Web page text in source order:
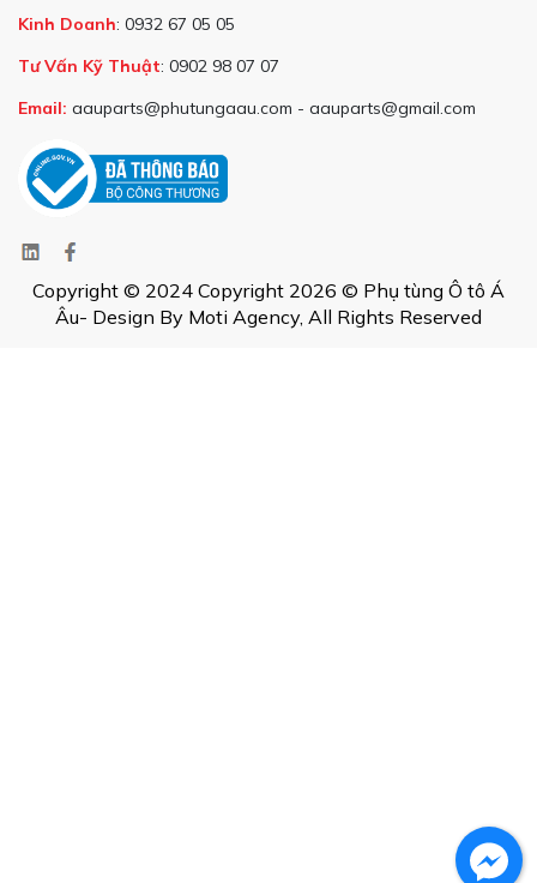
Kinh Doanh: 0932 67 05 05
Tư Vấn Kỹ Thuật: 0902 98 07 07
Email: aauparts@phutungaau.com - aauparts@gmail.com
Copyright © 2024 Copyright 2026 © Phụ tùng Ô tô Á
Âu- Design By Moti Agency, All Rights Reserved